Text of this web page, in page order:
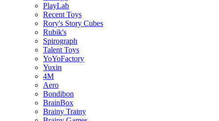
PlayLab
Recent Toys
Rory's Story Cubes
Rubik's
Spirograph
Talent Toys
YoYoFactory
Yuxin
4M
Aero
Bondibon
BrainBox
Brainy Trainy